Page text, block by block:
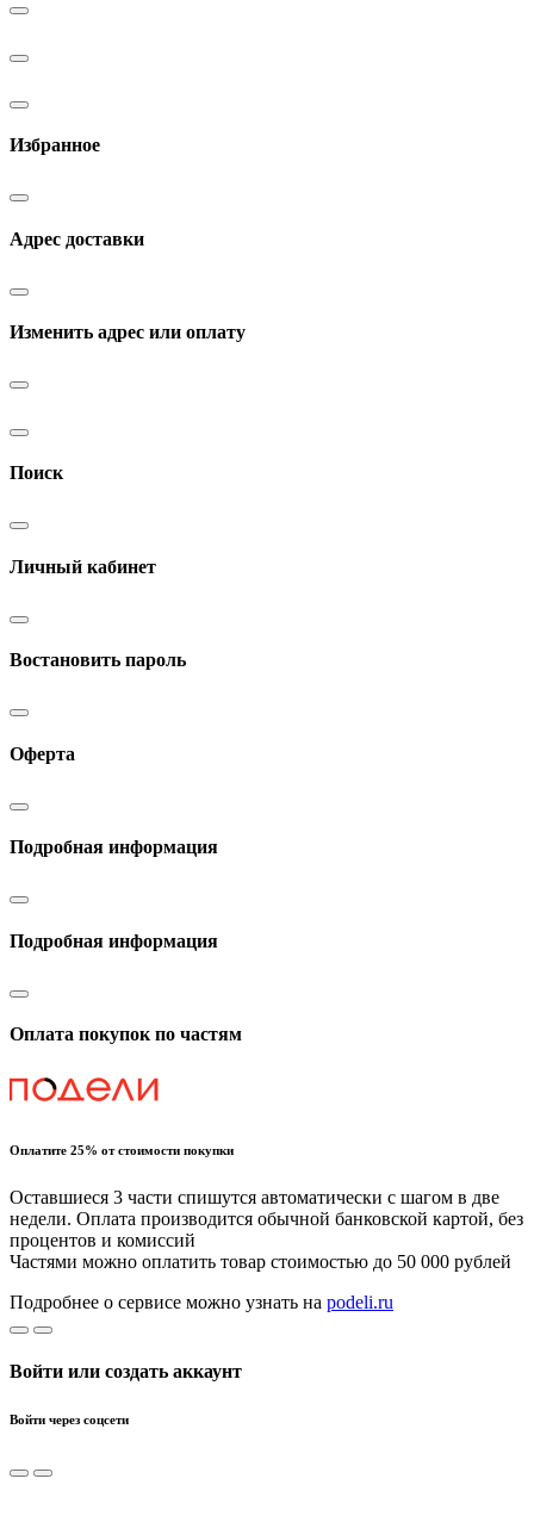
Избранное
Адрес доставки
Изменить адрес или оплату
Поиск
Личный кабинет
Востановить пароль
Оферта
Подробная информация
Подробная информация
Оплата покупок по частям
Оплатите 25% от стоимости покупки
Оставшиеся 3 части спишутся автоматически с шагом в две
недели. Оплата производится обычной банковской картой, без
процентов и комиссий
Частями можно оплатить товар стоимостью до 50 000 рублей
Подробнее о сервисе можно узнать на podeli.ru
Войти или создать аккаунт
Войти через соцсети